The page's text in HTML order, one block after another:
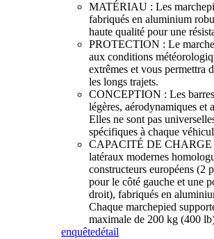
MATÉRIAU : Les
fabriqués en aluminium
haute qualité pour une
PROTECTION : Le
aux conditions
extrêmes et vous permettra
les longs trajets.
CONCEPTION : Les
légères, aérodynamiques et
Elles ne sont pas
spécifiques à chaque
CAPACITÉ DE CHARGE
latéraux modernes
constructeurs européens (2
pour le côté gauche et une
droit), fabriqués en
Chaque marchepied
maximale de 200 kg (400
enquêtedétail